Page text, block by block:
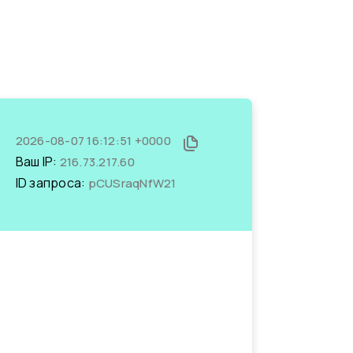
2026-08-07 16:12:51 +0000
Ваш IP: 216.73.217.60
ID запроса: pCUSraqNfW21